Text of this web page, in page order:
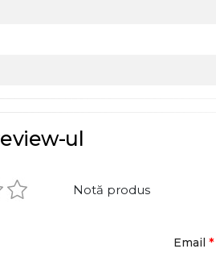
ul
Notă produs
Email *